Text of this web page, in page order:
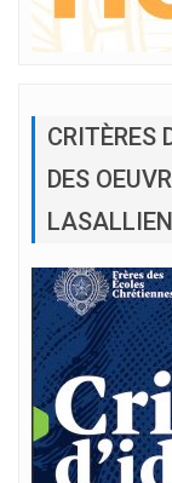
CRITÈRES
DES